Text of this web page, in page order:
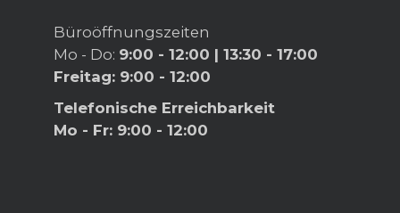
Büroöffnungszeiten
Mo - Do: 9:00 - 12:00 | 13:30 - 17:00
Freitag: 9:00 - 12:00
Telefonische Erreichbarkeit
Mo - Fr: 9:00 - 12:00